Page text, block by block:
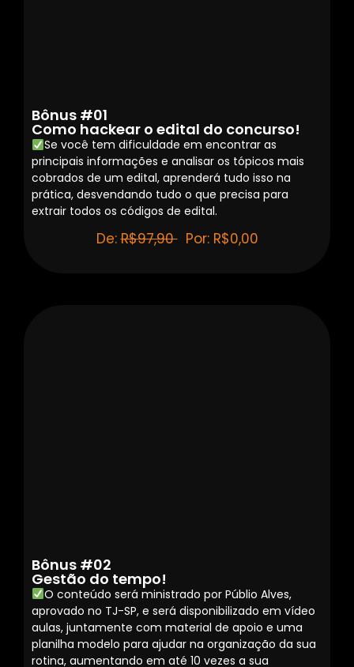
Bônus #01
Como hackear o edital do concurso!
Se você tem dificuldade em encontrar as
principais informações e analisar os tópicos mais
cobrados de um edital, aprenderá tudo isso na
prática, desvendando tudo o que precisa para
extrair todos os códigos de edital.
De:R$97,90Por: R$0,00
Bônus #02
Gestão do tempo!
O conteúdo será ministrado por Públio Alves,
aprovado no TJ-SP, e será disponibilizado em vídeo
aulas, juntamente com material de apoio e uma
planilha modelo para ajudar na organização da sua
rotina, aumentando em até 10 vezes a sua